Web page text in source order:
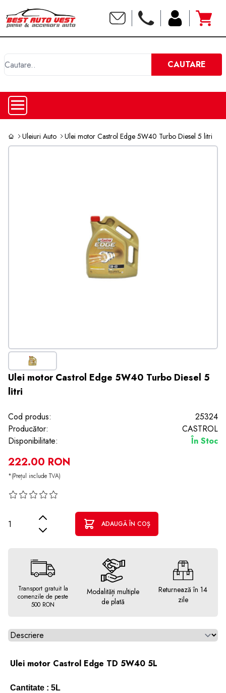
CAUTARE
Uleiuri Auto Ulei motor Castrol Edge 5W40 Turbo Diesel 5 litri
Ulei motor Castrol Edge 5W40 Turbo Diesel 5
litri
Cod produs:
25324
Producător:
CASTROL
Disponibilitate:
În Stoc
222.00 RON
*(Prețul include TVA)
ADAUGĂ ÎN COȘ
Transport gratuit la
comenzile de peste
500 RON
Modalități multiple
de plată
Returnează în 14
zile
Alegeti tab
Ulei motor Castrol Edge TD 5W40 5L
Cantitate : 5L